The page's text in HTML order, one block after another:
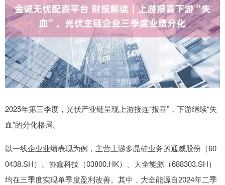
2025年第三季度，光伏产业链呈现上游接连“报喜”，下游继续“失
血”的分化格局。
以一线企业业绩表现为例，主营上游多晶硅业务的通威股份（60
0438.SH）、协鑫科技（03800.HK）、大全能源（688303.SH）
均在三季度实现单季度盈利改善。其中，大全能源自2024年二季